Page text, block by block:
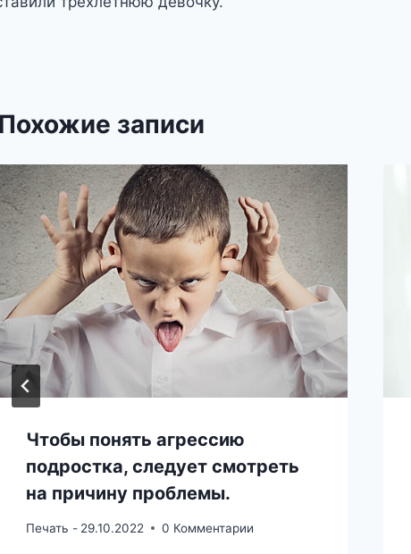
записи
Чтобы понять агрессию
подростка, следует смотреть
на причину проблемы.
Печать - 29.10.2022 0 Комментарии